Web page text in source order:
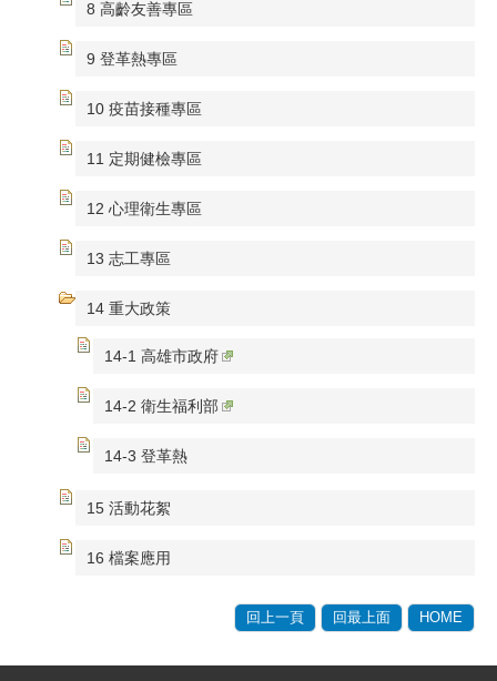
8 高齡友善專區
9 登革熱專區
10 疫苗接種專區
11 定期健檢專區
12 心理衛生專區
13 志工專區
14 重大政策
14-1 高雄市政府
14-2 衛生福利部
14-3 登革熱
15 活動花絮
16 檔案應用
回上一頁 回最上面 HOME